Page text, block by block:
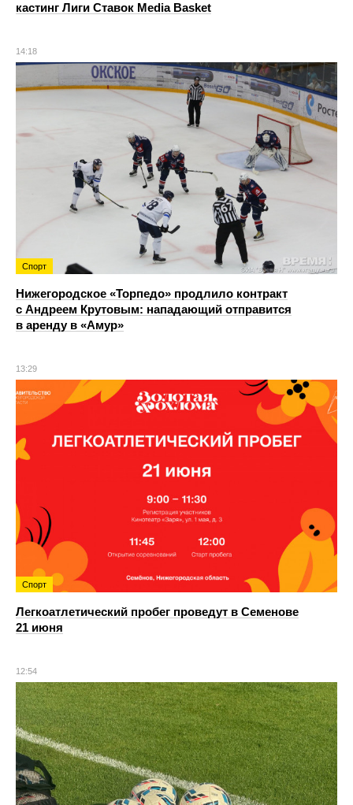
кастинг Лиги Ставок Media Basket
14:18
Спорт
Нижегородское «Торпедо» продлило контракт
с Андреем Крутовым: нападающий отправится
в аренду в «Амур»
13:29
Спорт
Легкоатлетический пробег проведут в Семенове
21 июня
12:54